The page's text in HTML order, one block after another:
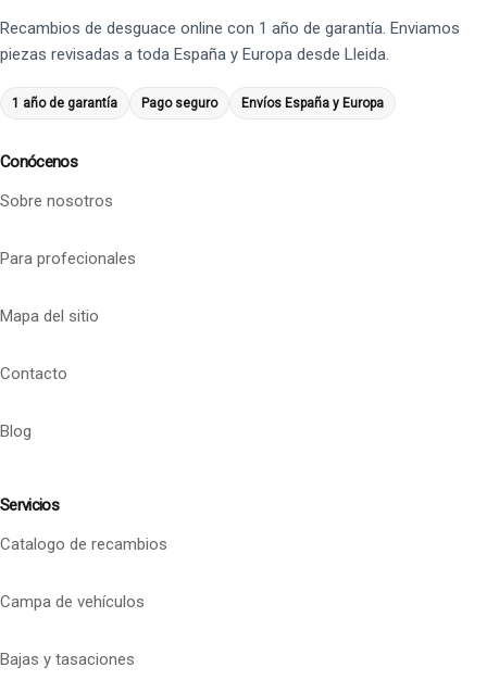
Recambios de desguace online con 1 año de garantía. Enviamos
piezas revisadas a toda España y Europa desde Lleida.
1 año de garantía Pago seguro Envíos España y Europa
Conócenos
Sobre nosotros
Para profecionales
Mapa del sitio
Contacto
Blog
Servicios
Catalogo de recambios
Campa de vehículos
Bajas y tasaciones